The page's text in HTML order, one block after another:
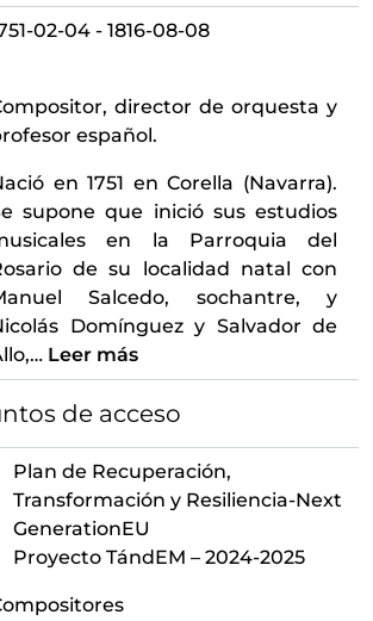
02-04 - 1816-08-08
director de orquesta y
español.
en 1751 en Corella (Navarra).
supone que inició sus estudios
en la Parroquia del
de su localidad natal con
Salcedo, sochantre, y
Domínguez y Salvador de
… Leer más
de acceso
Plan de Recuperación,
Transformación y Resiliencia-Next
GenerationEU
Proyecto TándEM – 2024-2025